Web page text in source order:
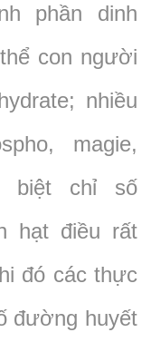
phần dinh
con người
nhiều
magie,
biệt chỉ số
hạt điều rất
đó các thực
đường huyết